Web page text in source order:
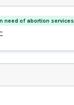
need of abortion services